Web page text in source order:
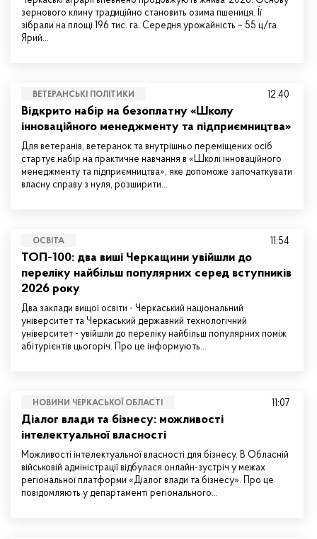
зернового клину традиційно становить озима пшениця. Її
зібрали на площі 196 тис. га. Середня урожайність – 55 ц/га.
Ярий…
ВЕТЕРАНСЬКІ ПОЛІТИКИ
Відкрито набір на безоплатну «Школу
інноваційного менеджменту та підприємництва»
Для ветеранів, ветеранок та внутрішньо переміщених осіб
стартує набір на практичне навчання в «Школі інноваційного
менеджменту та підприємництва», яке допоможе започаткувати
власну справу з нуля, розширити…
12:40
ОСВІТА
ТОП-100: два виші Черкащини увійшли до
переліку найбільш популярних серед вступників
2026 року
Два заклади вищої освіти - Черкаський національний
університет та Черкаський державний технологічний
університет - увійшли до переліку найбільш популярних поміж
абітурієнтів цьогоріч. Про це інформують…
11:54
НОВИНИ ЧЕРКАСЬКОЇ ОБЛАСТІ
Діалог влади та бізнесу: можливості
інтелектуальної власності
Можливості інтелектуальної власності для бізнесу. В Обласній
військовій адміністрації відбулася онлайн-зустріч у межах
регіональної платформи «Діалог влади та бізнесу». Про це
повідомляють у департаменті регіонального…
11:07